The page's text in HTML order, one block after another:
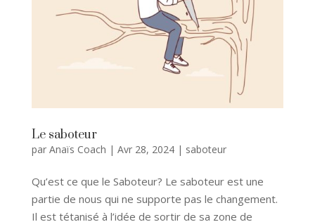
Le saboteur
par Anaïs Coach | Avr 28, 2024| saboteur
Qu’est ce que le Saboteur? Le saboteur est une
partie de nous qui ne supporte pas le changement.
Il est tétanisé à l’idée de sortir de sa zone de